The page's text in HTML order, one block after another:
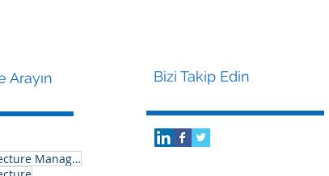
Arayın
Enterprise Architecture Management
Bizi Takip Edin